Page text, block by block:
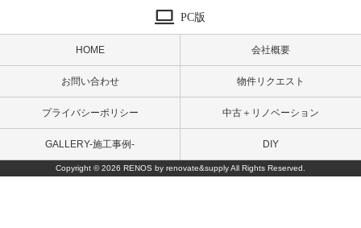
PC版
HOME 会社概要
お問い合わせ 物件リクエスト
プライバシーポリシー 中古＋リノベーション
GALLERY-施工事例- DIY
Copyright © 2026 RENOS by renovate&supply All Rights Reserved.